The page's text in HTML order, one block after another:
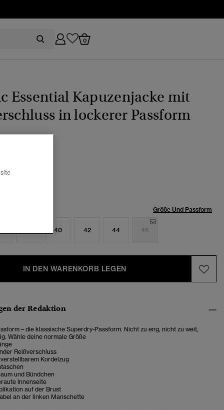
0
Essential Kapuzenjacke mit
in lockerer Passform
Größe Und Passform
40 42 44 46
IN DEN WARENKORB LEGEN
der Redaktion
– die klassische Superdry-Passform. Nicht zu eng, nicht zu weit,
Wähle deine normale Größe
Reißverschluss
Kordelzug
und Bündchen
Innenseite
auf der Brust
an der linken Manschette